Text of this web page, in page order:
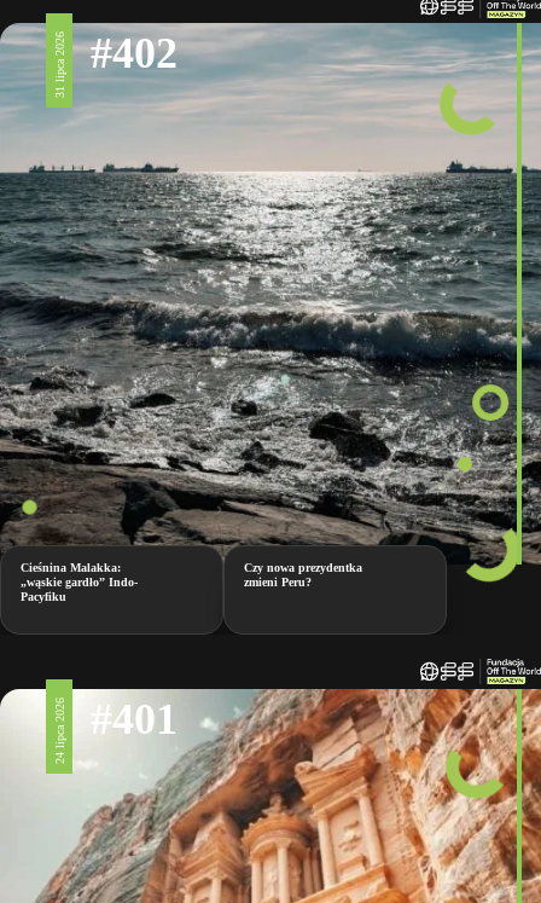
31 lipca 2026 #402
Cieśnina Malakka:
„wąskie gardło” Indo-
Pacyfiku
Czy nowa prezydentka
zmieni Peru?
24 lipca 2026 #401